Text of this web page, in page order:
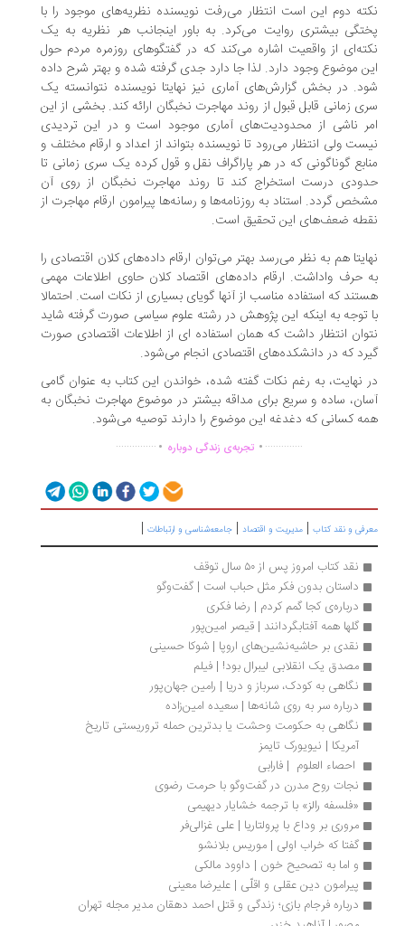
دوم این است انتظار می‌رفت نویسنده نظریه‌های موجود را با
بیشتری روایت می‌کرد. به باور اینجانب هر نظریه به یک
از واقعیت اشاره می‌کند که در گفتگوهای روزمره مردم حول
موضوع وجود دارد. لذا جا دارد جدی گرفته شده و بهتر شرح داده
در بخش گزارش‌های آماری نیز نهایتا نویسنده نتوانسته یک
زمانی قابل قبول از روند مهاجرت نخبگان ارائه کند. بخشی از این
ناشی از محدودیت‌های آماری موجود است و در این تردیدی
ولی انتظار می‌رود تا نویسنده بتواند از اعداد و ارقام مختلف و
گوناگونی که در هر پاراگراف نقل و قول کرده یک سری زمانی تا
درست استخراج کند تا روند مهاجرت نخبگان از روی آن
گردد. استناد به روزنامه‌ها و رسانه‌ها پیرامون ارقام مهاجرت از
ضعف‌های این تحقیق است.
هم به نظر می‌رسد بهتر می‌توان ارقام داده‌های کلان اقتصادی را
حرف واداشت. ارقام داده‌های اقتصاد کلان حاوی اطلاعات مهمی
که استفاده مناسب از آنها گویای بسیاری از نکات است. احتمالا
توجه به اینکه این پژوهش در رشته علوم سیاسی صورت گرفته شاید
انتظار داشت که همان استفاده ای از اطلاعات اقتصادی صورت
که در دانشکده‌های اقتصادی انجام می‌شود.
نهایت، به رغم نکات گفته شده، خواندن این کتاب به عنوان گامی
ساده و سریع برای مداقه بیشتر در موضوع مهاجرت نخبگان به
کسانی که دغدغه این موضوع را دارند توصیه می‌شود.
................تجربه‌ی زندگی دوباره ...............
و نقد کتاب|مدیریت و اقتصاد| جامعه‌شناسی و ارتباطات |
نقد کتاب امروز پس از ۵۰ سال توقف
داستان بدون فکر مثل حباب است | گفت‌وگو
درباره‌ی کجا گمم کردم | رضا فکری
گلها همه آفتابگردانند | قیصر امین‌پور
نقدی بر حاشیه‌نشین‌های اروپا | شوکا حسینی
مصدق یک انقلابی لیبرال بود! | فیلم
نگاهی به کودک، سرباز و دریا | رامین جهان‌پور
درباره سر به روی شانه‌ها | سعیده امین‌زاده
نگاهی به حکومت وحشت یا بدترین حمله تروریستی تاریخ
آمریکا | نیویورک تایمز
احصاء العلوم  | فارابی
نجات روح مدرن در گفت‌وگو با حرمت رضوی
«فلسفه رالز» با ترجمه خشایار دیهیمی
مروری بر وداع با پرولتاریا | علی غزالی‌فر
گفتا که خراب اولی | موریس بلانشو
و اما به تصحیح خون | داوود مالکی
پیرامون دین عقلی و اقلّی | علیرضا معینی
درباره فرجام بازی؛ زندگی و قتل احمد دهقان مدیر مجله تهران